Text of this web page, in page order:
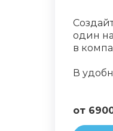
один
в
В
от